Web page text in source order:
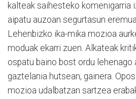
kalteak saihesteko komenigarria
aipatu auzoan segurtasun
Lehenbizko ika-mika mozioa
moduak ekarri zuen. Alkateak
ospatu baino bost ordu lehenago
gaztelania hutsean, gainera.
mozioa udalbatzan sartzea